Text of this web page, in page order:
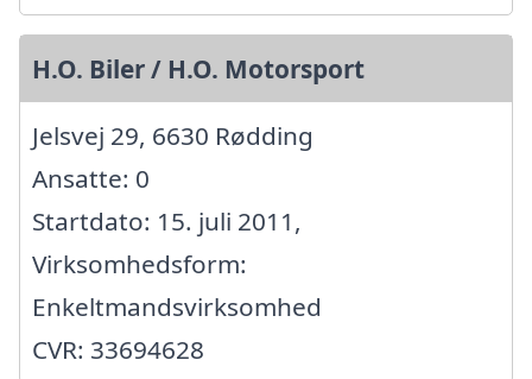
H.O. Biler / H.O. Motorsport
Jelsvej 29, 6630 Rødding
Ansatte: 0
Startdato: 15. juli 2011,
Virksomhedsform:
Enkeltmandsvirksomhed
CVR: 33694628